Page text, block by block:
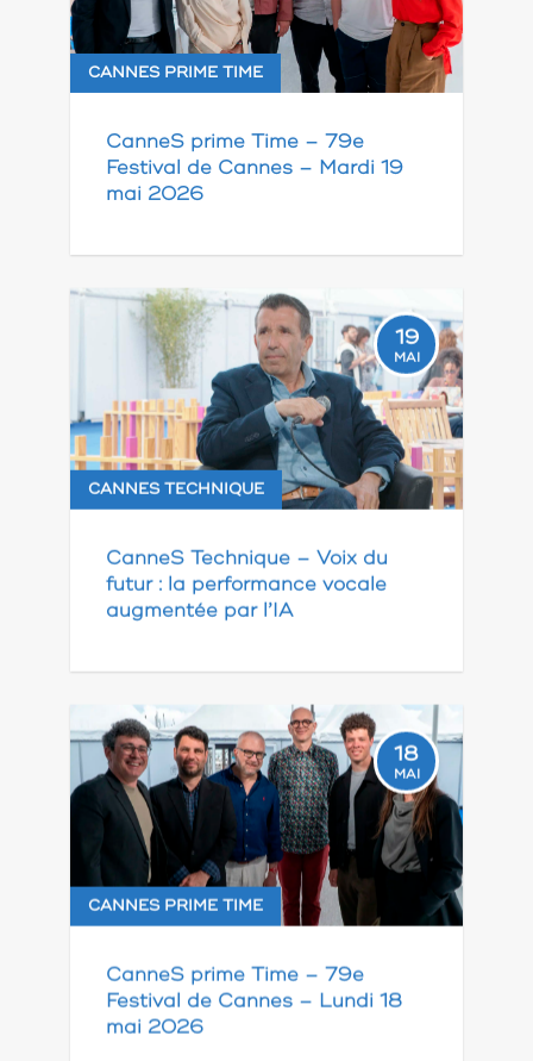
CANNES PRIME TIME
CanneS prime Time – 79e
Festival de Cannes – Mardi 19
mai 2026
19
MAI
CANNES TECHNIQUE
CanneS Technique – Voix du
futur : la performance vocale
augmentée par l’IA
18
MAI
CANNES PRIME TIME
CanneS prime Time – 79e
Festival de Cannes – Lundi 18
mai 2026